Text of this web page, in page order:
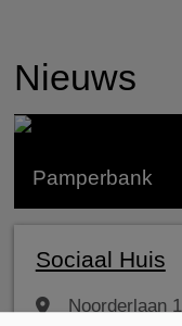
Nieuws
Pamperbank
Sociaal Huis
Noorderlaan 1